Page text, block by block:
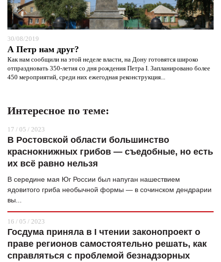
30/08/2019
А Петр нам друг?
Как нам сообщили на этой неделе власти, на Дону готовятся широко
отпраздновать 350-летия со дня рождения Петра I. Запланировано более
450 мероприятий, среди них ежегодная реконструкция...
Интересное по теме:
17 / 05 / 2023
В Ростовской области большинство
краснокнижных грибов — съедобные, но есть
их всё равно нельзя
В середине мая Юг России был напуган нашествием
ядовитого гриба необычной формы — в сочинском дендрарии
вы...
16 / 05 / 2023
Госдума приняла в I чтении законопроект о
праве регионов самостоятельно решать, как
справляться с проблемой безнадзорных